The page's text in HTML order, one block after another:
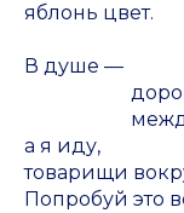
яблонь цвет.
В душе —
дороги
между
а я иду,
товарищи
Попробуй это